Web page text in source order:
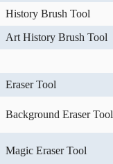
History Brush Tool
Art History Brush Tool
Eraser Tool
Background Eraser Tool
Magic Eraser Tool